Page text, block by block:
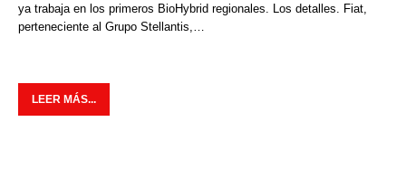
ya trabaja en los primeros BioHybrid regionales. Los detalles. Fiat,
perteneciente al Grupo Stellantis,…
LEER MÁS...